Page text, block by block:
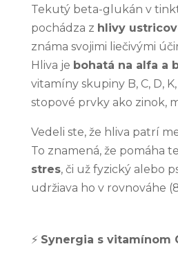
Tekutý beta-glukán v
pochádza z hlivy
známa svojimi liečivými
Hliva je bohatá na alfa a
vitamíny skupiny B, C, D,
stopové prvky ako zinok,
Vedeli ste, že hliva patrí
To znamená, že pomáha
stres, či už fyzický alebo
udržiava ho v rovnováhe
⚡ Synergia s vitamínom